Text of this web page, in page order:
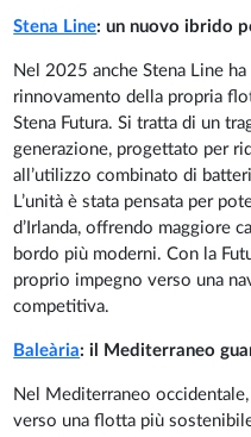
Stena Line: un nuovo ibrido
Nel 2025 anche Stena Line
rinnovamento della propria
Stena Futura. Si tratta di un
generazione, progettato per
all’utilizzo combinato di
L’unità è stata pensata per
d’Irlanda, offrendo maggiore
bordo più moderni. Con la
proprio impegno verso una
competitiva.
Baleària: il Mediterraneo
Nel Mediterraneo
verso una flotta più